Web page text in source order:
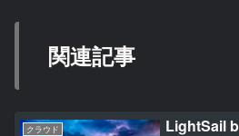
関連記事
クラウド
LightSail